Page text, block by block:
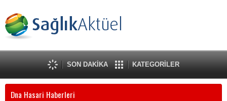
SON DAKİKA KATEGORİLER
Dna Hasari Haberleri